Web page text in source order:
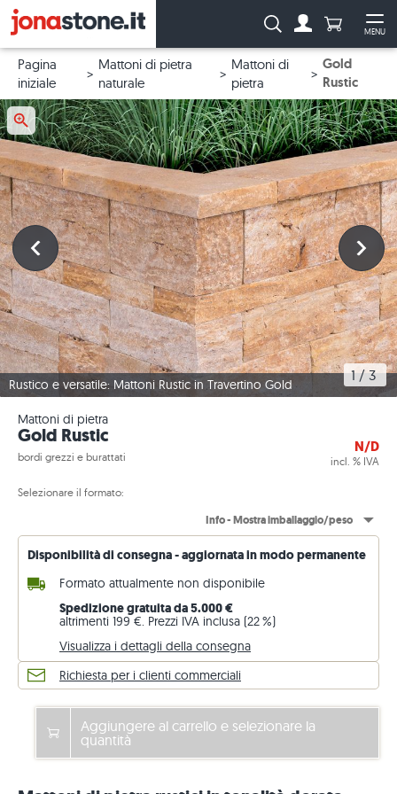
MENU
Ricerca: Numero di
Pagina
iniziale
Mattoni di pietra
naturale
Mattoni di
pietra
Gold
Rustic
Rustico e versatile: Mattoni Rustic in Travertino Gold
1 / 3
Mattoni di pietra
Gold Rustic
bordi grezzi e burattati
N/D
incl. % IVA
Selezionare il formato:
Info - Mostra imballaggio/peso
Disponibilità di consegna - aggiornata in modo permanente
Formato attualmente non disponibile
Spedizione gratuita da 5.000 €
altrimenti 199 €. Prezzi IVA inclusa (22 %)
Visualizza i dettagli della consegna
Richiesta per i clienti commerciali
Aggiungere al carrello e selezionare la
quantità